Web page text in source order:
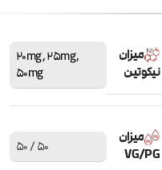
میزان
نیکوتین
20mg,25mg,
50mg
میزان
VG/PG
50 / 50